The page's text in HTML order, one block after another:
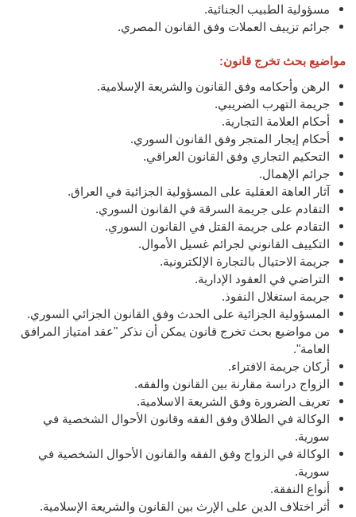
مسؤولية الطبيب الجنائية.
جرائم تزييف العملات وفق القانون المصري.
مواضيع بحث تخرج قانون:
الرهن وأحكامه وفق القانون والشريعة الإسلامية.
جريمة التهرب الضريبي.
أحكام العلامة التجارية.
أحكام إيجار المتجر وفق القانون السوري.
التحكيم التجاري وفق القانون العراقي.
جرائم الإهمال.
آثار العاهة العقلية على المسؤولية الجزائية في العراق.
التقادم على جريمة السرقة في القانون السوري.
التقادم على جريمة القتل في القانون السوري.
التكييف القانوني لجرائم غسيل الأموال.
جريمة الاحتيال بالتجارة الإلكترونية.
التراضي في العقود الإدارية.
جريمة استغلال النفوذ.
المسؤولية الجزائية على الحدث وفق القانون الجزائي السوري.
من مواضيع بحث تخرج قانون يمكن أن نذكر "عقد امتياز المرافق
العامة".
أركان جريمة الافتراء.
الزواج دراسة مقارنة بين القانون والفقه.
تعريف الضرورة وفق الشريعة الاسلامية.
الوكالة في الطلاق وفق الفقه وقانون الأحوال الشخصية في
سورية.
الوكالة في الزواج وفق الفقه والقانون الأحوال الشخصية في
سورية.
أنواع النفقة.
أثر اختلاف الدين على الإرث بين القانون والشريعة الإسلامية.